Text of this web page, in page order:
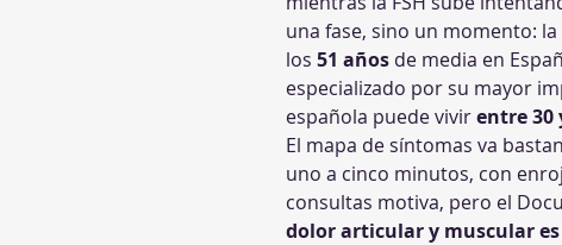
una fase, sino un momento:
los 51 años de media en
especializado por su mayor
española puede vivir entre 30
El mapa de síntomas va
uno a cinco minutos, con
consultas motiva, pero el
dolor articular y muscular